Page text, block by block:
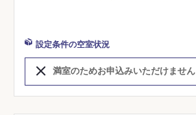
設定条件の空室状況
満室のためお申込みいただけません